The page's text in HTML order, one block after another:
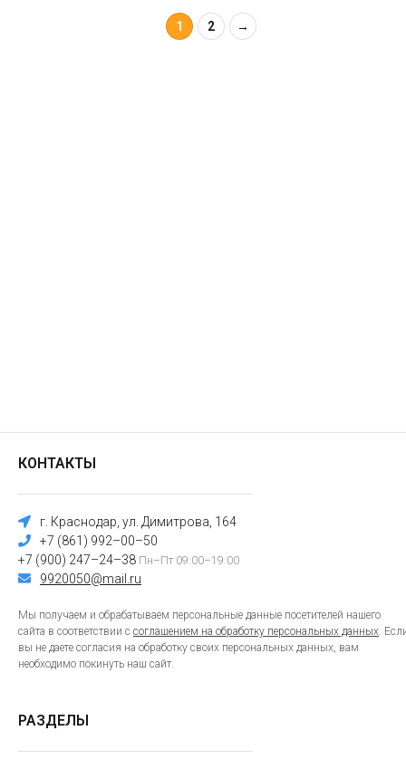
1 2 →
КОНТАКТЫ
г. Краснодар, ул. Димитрова, 164
+7 (861) 992–00–50
+7 (900) 247–24–38 Пн–Пт 09:00–19:00
9920050@mail.ru
Мы получаем и обрабатываем персональные данные посетителей нашего
сайта в соответствии с соглашением на обработку персональных данных.
вы не даете согласия на обработку своих персональных данных, вам
необходимо покинуть наш сайт.
РАЗДЕЛЫ